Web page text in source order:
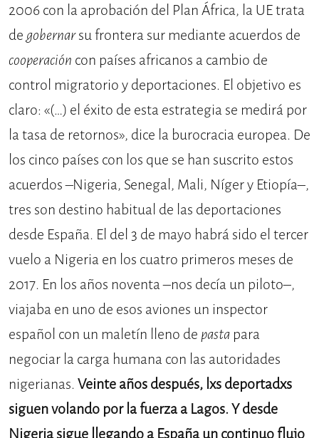
2006 con la aprobación del Plan África, la UE trata
degobernarsu frontera sur mediante acuerdos de
cooperación con países africanos a cambio de
control migratorio y deportaciones. El objetivo es
claro: «(…) el éxito de esta estrategia se medirá por
la tasa de retornos», dice la burocracia europea. De
los cinco países con los que se han suscrito estos
acuerdos –Nigeria, Senegal, Mali, Níger y Etiopía–,
tres son destino habitual de las deportaciones
desde España. El del 3 de mayo habrá sido el tercer
vuelo a Nigeria en los cuatro primeros meses de
2017. En los años noventa –nos decía un piloto–,
viajaba en uno de esos aviones un inspector
español con un maletín lleno de pasta para
negociar la carga humana con las autoridades
nigerianas.Veinte años después, lxs deportadxs
siguen volando por la fuerza a Lagos. Y desde